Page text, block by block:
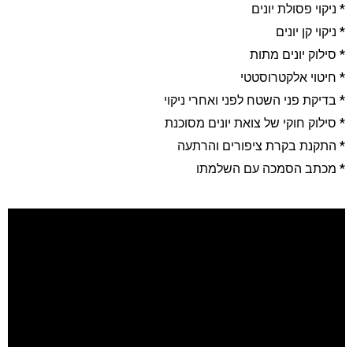
ניקוי פסולת יונים
קן יונים
סילוק יונים מתות
חיטוי אלקטרוסטטי
בדיקת פני השטח לפני ואחרי ניקוי
סילוק חוקי של צואת יונים מסוכנת
התקנת בקרת ציפורים והרתעה
מכתב הסמכה עם השלמתו